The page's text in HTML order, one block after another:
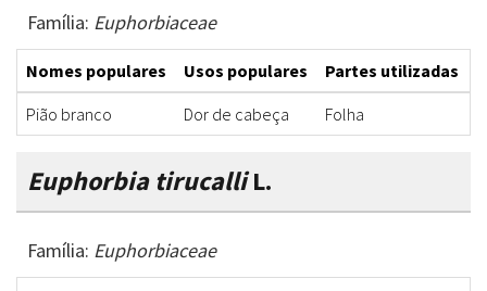
Família: Euphorbiaceae
Nomes populares Usos populares Partes utilizadas
Pião branco
Dor de cabeça Folha
Euphorbia tirucalliL.
Família: Euphorbiaceae